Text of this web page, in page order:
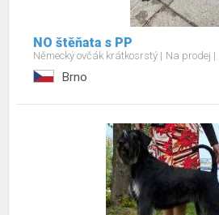
NO štěňata s PP
Německý ovčák krátkosrstý Na prodej
Brno